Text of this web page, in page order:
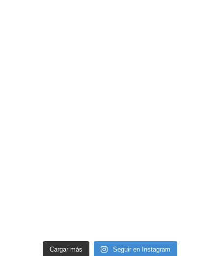
Cargar más Seguir en Instagram